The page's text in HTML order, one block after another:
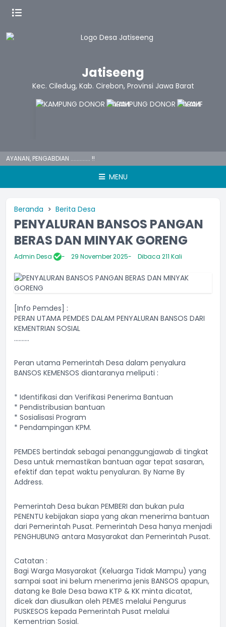
Jatiseeng
Kec. Ciledug, Kab. Cirebon, Provinsi Jawa Barat
PENGABDIAN ............. !!
MENU
Beranda Berita Desa
PENYALURAN BANSOS PANGAN
BERAS DAN MINYAK GORENG
Admin Desa 29 November 2025 Dibaca 211 Kali
[Info Pemdes] :
PERAN UTAMA PEMDES DALAM PENYALURAN BANSOS DARI
KEMENTRIAN SOSIAL
..........
Peran utama Pemerintah Desa dalam penyalura
BANSOS KEMENSOS diantaranya meliputi :
* Identifikasi dan Verifikasi Penerima Bantuan
* Pendistribusian bantuan
* Sosialisasi Program
* Pendampingan KPM.
PEMDES bertindak sebagai penanggungjawab di tingkat
Desa untuk memastikan bantuan agar tepat sasaran,
efektif dan tepat waktu penyaluran. By Name By
Address.
Pemerintah Desa bukan PEMBERI dan bukan pula
PENENTU kebijakan siapa yang akan menerima bantuan
dari Pemerintah Pusat. Pemerintah Desa hanya menjadi
PENGHUBUNG antara Masyarakat dan Pemerintah Pusat.
Catatan :
Bagi Warga Masyarakat (Keluarga Tidak Mampu) yang
sampai saat ini belum menerima jenis BANSOS apapun,
datang ke Bale Desa bawa KTP & KK minta dicatat,
dicek dan diusulkan oleh PEMES melalui Pengurus
PUSKESOS kepada Pemerintah Pusat melalui
Kementrian Sosial.